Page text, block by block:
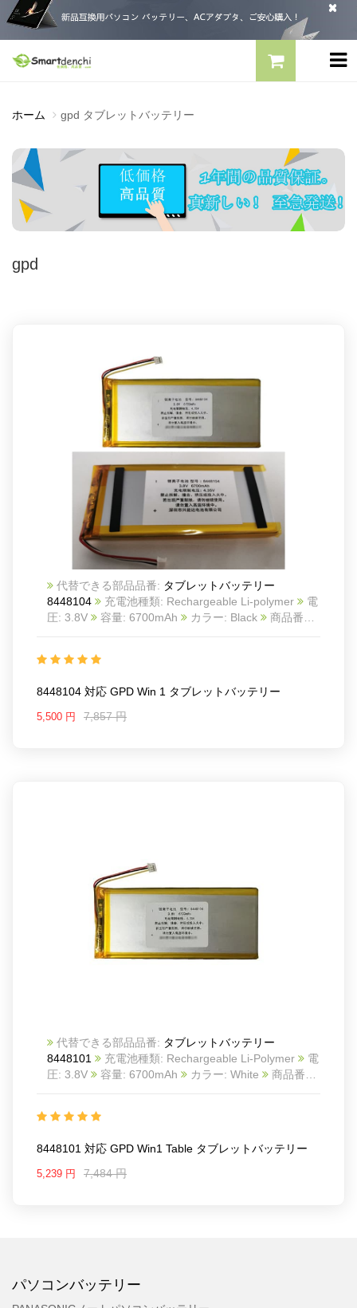
ホーム gpd タブレットバッテリー
gpd
代替できる部品品番: タブレットバッテリー
8448104
充電池種類: Rechargeable Li-polymer
圧: 3.8V
容量: 6700mAh カラー: Black
商品番号:
Package includes:
8448104 対応 GPD Win 1 タブレットバッテリー
5,500 円 7,857 円
代替できる部品品番: タブレットバッテリー
8448101
充電池種類: Rechargeable Li-Polymer
圧: 3.8V
容量: 6700mAh カラー: White
商品番号:
8448101 対応 GPD Win1 Table タブレットバッテリー
5,239 円 7,484 円
パソコンバッテリー